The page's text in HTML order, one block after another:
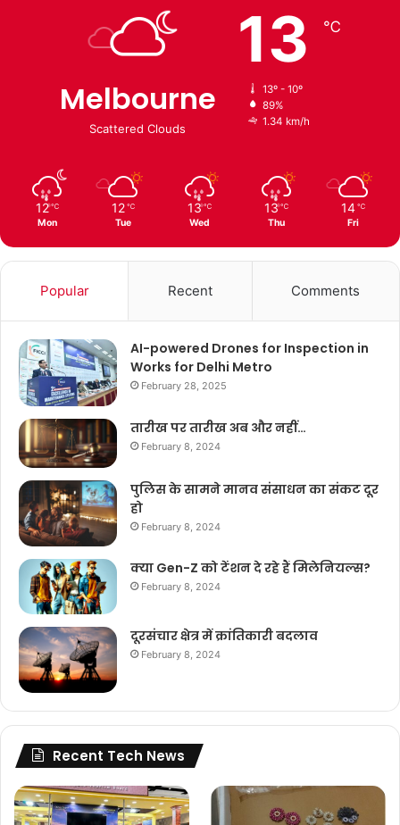
Melbourne
Scattered Clouds
13 ℃
13º - 10º
89%
1.34 km/h
12 ℃
Mon
12 ℃
Tue
13 ℃
Wed
13 ℃
Thu
14 ℃
Fri
Popular Recent Comments
AI-powered Drones for Inspection in
Works for Delhi Metro
February 28, 2025
तारीख पर तारीख अब और नहीं…
February 8, 2024
पुलिस के सामने मानव संसाधन का संकट दूर
हो
February 8, 2024
क्या Gen-Z को टेंशन दे रहे हैं मिलेनियल्स?
February 8, 2024
दूरसंचार क्षेत्र में क्रांतिकारी बदलाव
February 8, 2024
Recent Tech News